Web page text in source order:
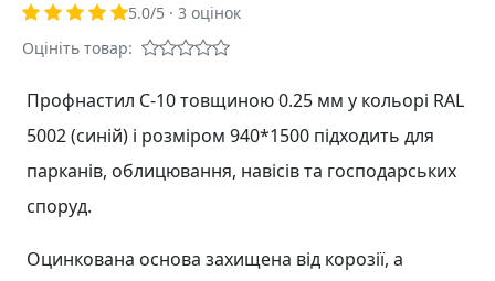
5.0/5 · 3 оцінок
Оцініть товар:
Профнастил С-10 товщиною 0.25 мм у кольорі RAL
5002 (синій) і розміром 940*1500 підходить для
парканів, облицювання, навісів та господарських
споруд.
Оцинкована основа захищена від корозії, а